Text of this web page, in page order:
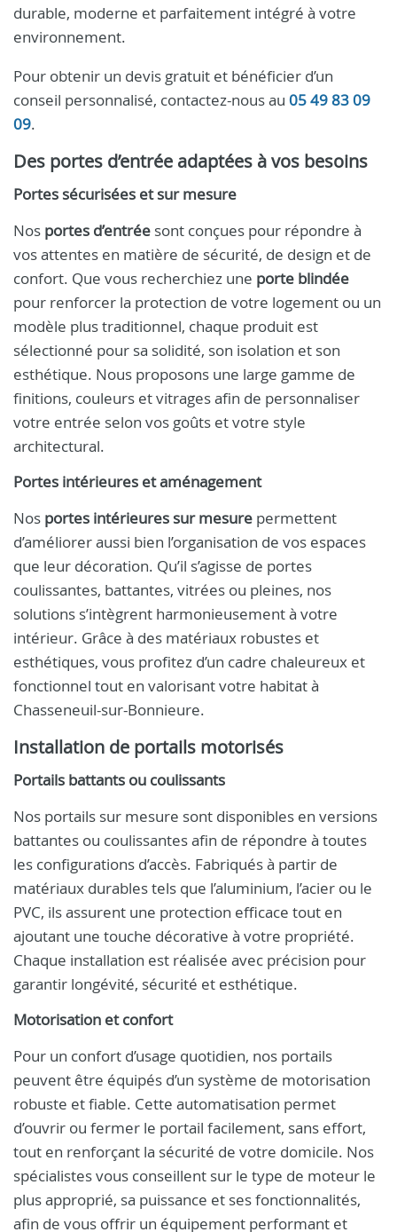
durable, moderne et parfaitement intégré à votre
environnement.
Pour obtenir un devis gratuit et bénéficier d’un
conseil personnalisé, contactez-nous au 05 49 83 09
09.
Des portes d’entrée adaptées à vos besoins
Portes sécurisées et sur mesure
Nos portes d’entrée sont conçues pour répondre à
vos attentes en matière de sécurité, de design et de
confort. Que vous recherchiez une porte blindée
pour renforcer la protection de votre logement ou un
modèle plus traditionnel, chaque produit est
sélectionné pour sa solidité, son isolation et son
esthétique. Nous proposons une large gamme de
finitions, couleurs et vitrages afin de personnaliser
votre entrée selon vos goûts et votre style
architectural.
Portes intérieures et aménagement
Nos portes intérieures sur mesure permettent
d’améliorer aussi bien l’organisation de vos espaces
que leur décoration. Qu’il s’agisse de portes
coulissantes, battantes, vitrées ou pleines, nos
solutions s’intègrent harmonieusement à votre
intérieur. Grâce à des matériaux robustes et
esthétiques, vous profitez d’un cadre chaleureux et
fonctionnel tout en valorisant votre habitat à
Chasseneuil-sur-Bonnieure.
Installation de portails motorisés
Portails battants ou coulissants
Nos portails sur mesure sont disponibles en versions
battantes ou coulissantes afin de répondre à toutes
les configurations d’accès. Fabriqués à partir de
matériaux durables tels que l’aluminium, l’acier ou le
PVC, ils assurent une protection efficace tout en
ajoutant une touche décorative à votre propriété.
Chaque installation est réalisée avec précision pour
garantir longévité, sécurité et esthétique.
Motorisation et confort
Pour un confort d’usage quotidien, nos portails
peuvent être équipés d’un système de motorisation
robuste et fiable. Cette automatisation permet
d’ouvrir ou fermer le portail facilement, sans effort,
tout en renforçant la sécurité de votre domicile. Nos
spécialistes vous conseillent sur le type de moteur le
plus approprié, sa puissance et ses fonctionnalités,
afin de vous offrir un équipement performant et